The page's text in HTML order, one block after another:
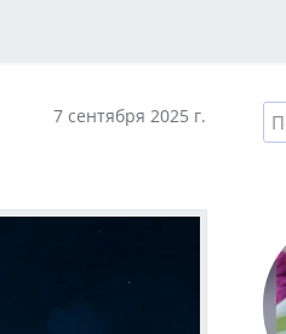
7 сентября 2025 г.